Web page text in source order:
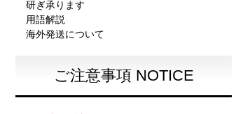
研ぎ承ります
用語解説
海外発送について
ご注意事項 NOTICE